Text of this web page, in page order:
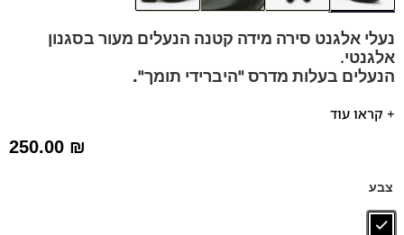
נעלי אלגנט סירה מידה קטנה הנעלים מעור בסגנון
אלגנטי.
הנעלים בעלות מדרס "היברידי תומך".
דגם זה מגיע גם במידות 39-46 לחץ כאן
ספידות וביטנות נושמות וסופגות זיעה.
+ קראו עוד
250.00 ₪
צבע